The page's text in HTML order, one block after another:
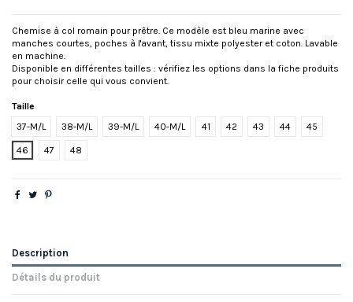
Chemise à col romain pour prêtre. Ce modèle est bleu marine avec
manches courtes, poches à l'avant, tissu mixte polyester et coton. Lavable
en machine.
Disponible en différentes tailles : vérifiez les options dans la fiche produits
pour choisir celle qui vous convient.
Taille
37-M/L
38-M/L 39-M/L 40-M/L 41 42 43 44 45
46 47 48
Description
Détails du produit